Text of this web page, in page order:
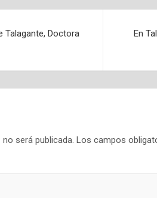
Talagante, Doctora
En
será publicada. Los campos